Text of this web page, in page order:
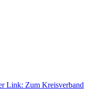
Link: Zum Kreisverband